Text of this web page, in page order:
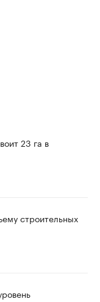
23 га в
строительных